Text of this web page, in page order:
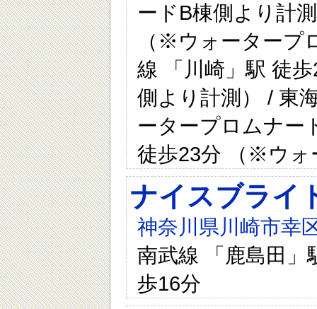
ードB棟側より計
（※ウォータープ
線 「川崎」駅 徒
側より計測） / 東
ータープロムナー
徒歩23分 （※ウォ
ナイスブライ
神奈川県川崎市幸
南武線 「鹿島田」
歩16分